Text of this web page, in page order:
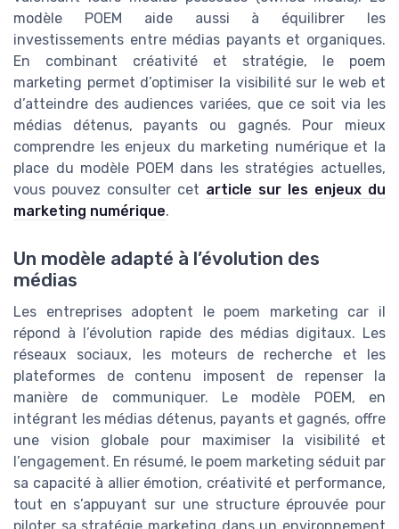
modèle POEM aide aussi à équilibrer les
investissements entre médias payants et organiques.
En combinant créativité et stratégie, le poem
marketing permet d’optimiser la visibilité sur le web et
d’atteindre des audiences variées, que ce soit via les
médias détenus, payants ou gagnés. Pour mieux
comprendre les enjeux du marketing numérique et la
place du modèle POEM dans les stratégies actuelles,
vous pouvez consulter cet article sur les enjeux du
marketing numérique.
Un modèle adapté à l’évolution des
médias
Les entreprises adoptent le poem marketing car il
répond à l’évolution rapide des médias digitaux. Les
réseaux sociaux, les moteurs de recherche et les
plateformes de contenu imposent de repenser la
manière de communiquer. Le modèle POEM, en
intégrant les médias détenus, payants et gagnés, offre
une vision globale pour maximiser la visibilité et
l’engagement. En résumé, le poem marketing séduit par
sa capacité à allier émotion, créativité et performance,
tout en s’appuyant sur une structure éprouvée pour